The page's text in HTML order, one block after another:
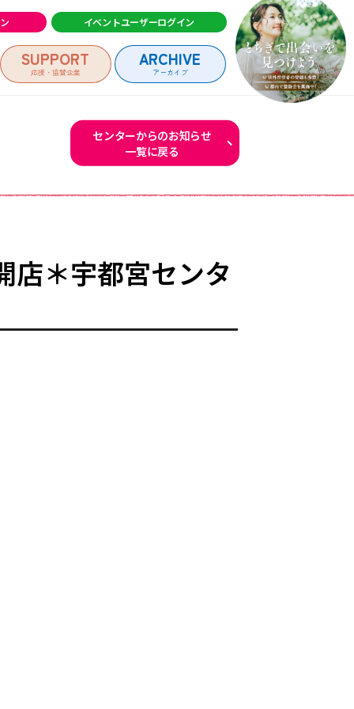
イベントユーザーログイン
SUPPORT
応援・協賛企業
ARCHIVE
アーカイブ
センターからのお知らせ
一覧に戻る
店＊宇都宮センタ